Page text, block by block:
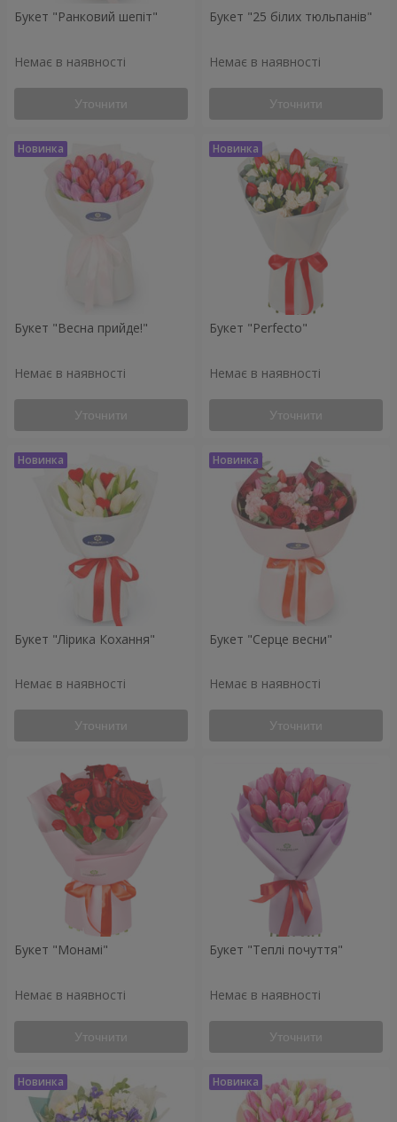
Букет "Ранковий шепіт"
Немає в наявності
Уточнити
Букет "25 білих тюльпанів"
Немає в наявності
Уточнити
Букет "Весна прийде!"
Немає в наявності
Уточнити
Букет "Perfecto"
Немає в наявності
Уточнити
Букет "Лірика Кохання"
Немає в наявності
Уточнити
Букет "Серце весни"
Немає в наявності
Уточнити
Букет "Монамі"
Немає в наявності
Уточнити
Букет "Теплі почуття"
Немає в наявності
Уточнити